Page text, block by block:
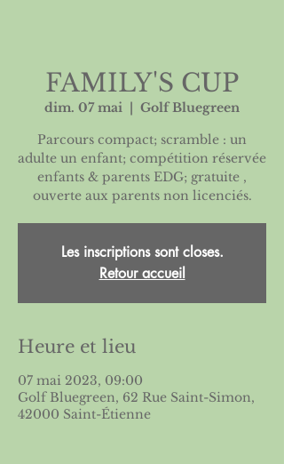
FAMILY'S CUP
dim. 07 mai
Golf Bluegreen
Parcours compact; scramble : un
adulte un enfant; compétition réservée
enfants & parents EDG; gratuite ,
ouverte aux parents non licenciés.
Les inscriptions sont closes.
Retour accueil
Heure et lieu
07 mai 2023, 09:00
Golf Bluegreen, 62 Rue Saint-Simon,
42000 Saint-Étienne